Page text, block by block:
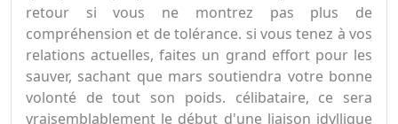
retour si vous ne montrez pas plus de
compréhension et de tolérance. si vous tenez à vos
relations actuelles, faites un grand effort pour les
sauver, sachant que mars soutiendra votre bonne
volonté de tout son poids. célibataire, ce sera
vraisemblablement le début d'une liaison idyllique